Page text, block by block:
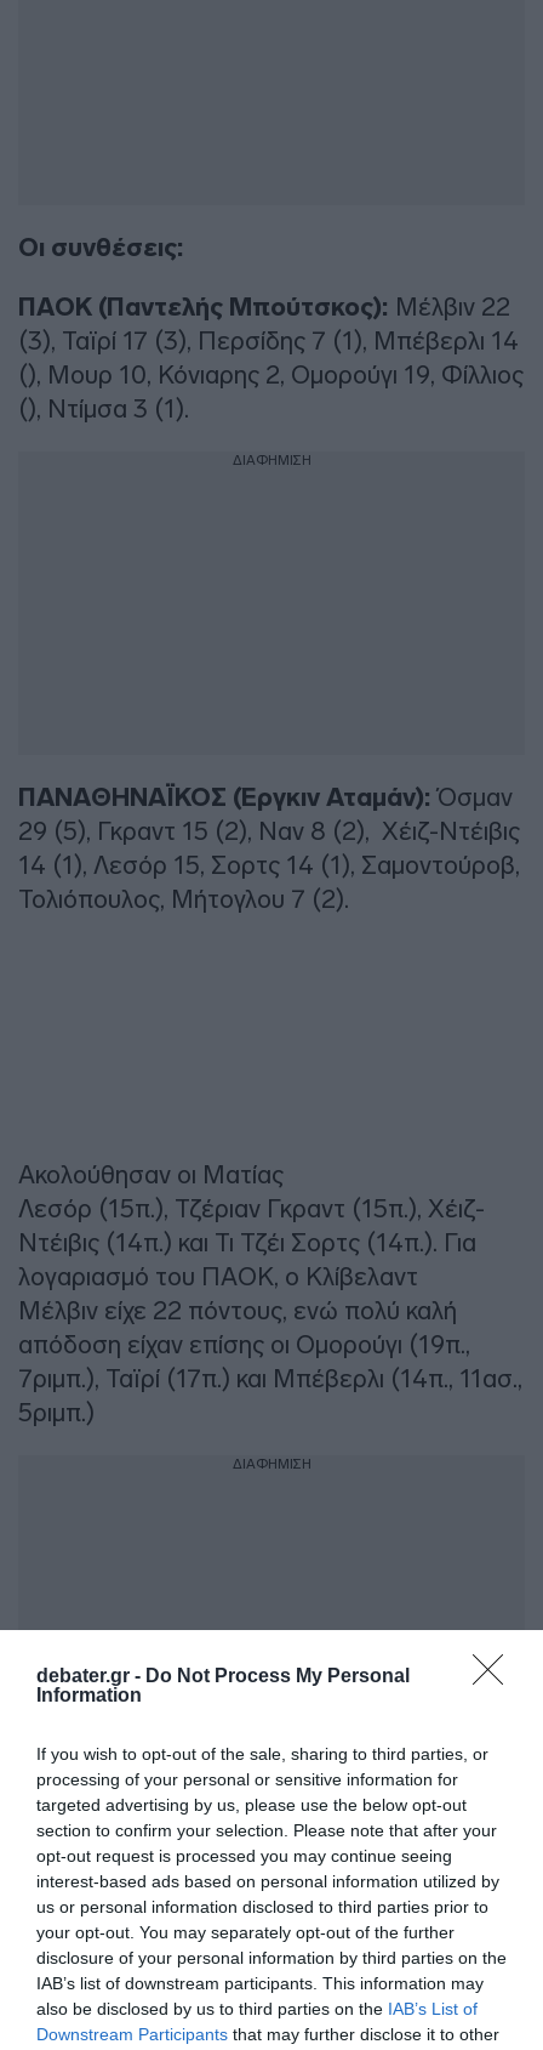
debater.gr - Do Not Process My Personal
Information
If you wish to opt-out of the sale, sharing to third parties, or
processing of your personal or sensitive information for
targeted advertising by us, please use the below opt-out
section to confirm your selection. Please note that after your
opt-out request is processed you may continue seeing
interest-based ads based on personal information utilized by
us or personal information disclosed to third parties prior to
your opt-out. You may separately opt-out of the further
disclosure of your personal information by third parties on the
IAB’s list of downstream participants. This information may
also be disclosed by us to third parties on the IAB’s List of
Downstream Participants that may further disclose it to other
Οι συνθέσεις:
ΠΑΟΚ (Παντελής Μπούτσκος): Μέλβιν 22
(3), Ταϊρί 17 (3), Περσίδης 7 (1), Μπέβερλι 14
(), Μουρ 10, Κόνιαρης 2, Ομορούγι 19, Φίλλιος
(), Ντίμσα 3 (1).
ΔΙΑΦΗΜΙΣΗ
ΠΑΝΑΘΗΝΑΪΚΟΣ (Έργκιν Αταμάν): Όσμαν
29 (5), Γκραντ 15 (2), Ναν 8 (2), Χέιζ-Ντέιβις
14 (1), Λεσόρ 15, Σορτς 14 (1), Σαμοντούροβ,
Τολιόπουλος, Μήτογλου 7 (2).
Ακολούθησαν οι Ματίας
Λεσόρ (15π.), Τζέριαν Γκραντ (15π.), Χέιζ-
Ντέιβις (14π.) και Τι Τζέι Σορτς (14π.). Για
λογαριασμό του ΠΑΟΚ, ο Κλίβελαντ
Μέλβιν είχε 22 πόντους, ενώ πολύ καλή
απόδοση είχαν επίσης οι Ομορούγι (19π.,
7ριμπ.), Ταϊρί (17π.) και Μπέβερλι (14π., 11ασ.,
5ριμπ.)
ΔΙΑΦΗΜΙΣΗ
Προσθήκη ως προτεινόμενη
πηγή στην Google
Ειδήσεις σήμερα
ΠΑΣΟΚ: “Ο κ. Γεωργιάδης συνεχίζει να
πετάει χαρταετό – Ποιος θα πληρώσει τον